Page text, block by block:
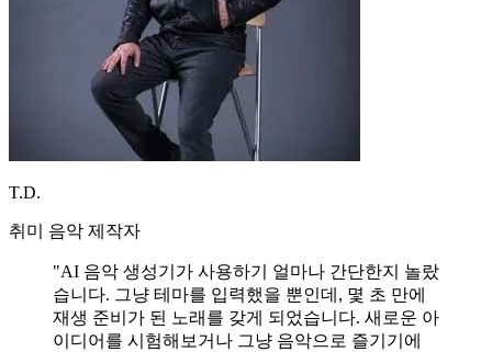
T.D.
취미 음악 제작자
"AI 음악 생성기가 사용하기 얼마나 간단한지 놀랐
습니다. 그냥 테마를 입력했을 뿐인데, 몇 초 만에
재생 준비가 된 노래를 갖게 되었습니다. 새로운 아
이디어를 시험해보거나 그냥 음악으로 즐기기에